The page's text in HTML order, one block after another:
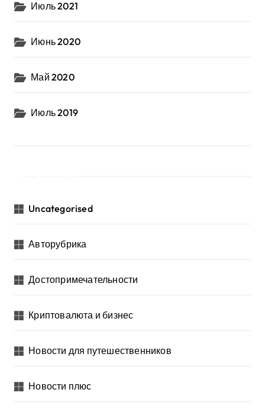
Июль 2021
Июнь 2020
Май 2020
Июль 2019
Uncategorised
Авторубрика
Достопримечательности
Криптовалюта и бизнес
Новости для путешественников
Новости плюс